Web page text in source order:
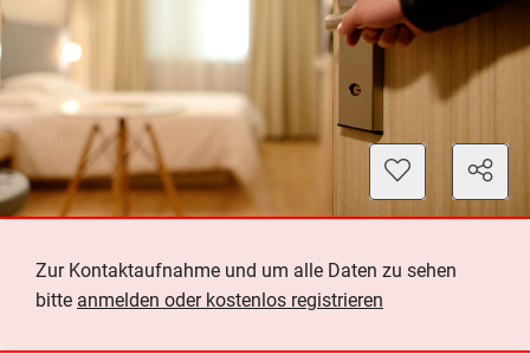
Zur Kontaktaufnahme und um alle Daten zu sehen
bitte anmelden oder kostenlos registrieren